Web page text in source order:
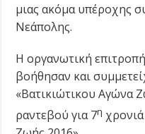
μιας ακόμα υπέροχης
Νεάπολης.
Η οργανωτική
βοήθησαν και
«Βατικιώτικου Αγώνα
ραντεβού για 7η